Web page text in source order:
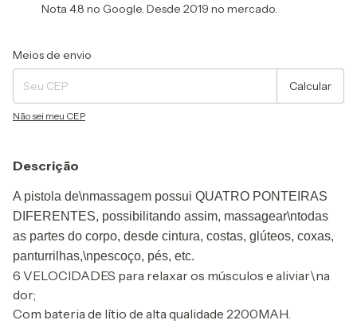
Nota 4.8 no Google. Desde 2019 no mercado.
Entregas para o CEP:
Meios de envio
Calcular
Não sei meu CEP
Descrição
A pistola de\nmassagem possui QUATRO PONTEIRAS
DIFERENTES, possibilitando assim, massagear\ntodas
as partes do corpo, desde cintura, costas, glúteos, coxas,
panturrilhas,\npescoço, pés, etc.
6 VELOCIDADES para relaxar os músculos e aliviar\na
dor;
Com bateria de lítio de alta qualidade 2200MAH.